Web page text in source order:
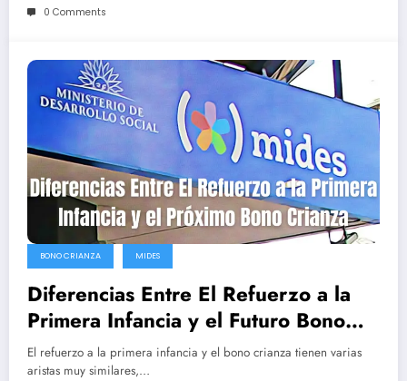
0 Comments
BONO CRIANZA MIDES
Diferencias Entre El Refuerzo a la
Primera Infancia y el Futuro Bono
Crianza
El refuerzo a la primera infancia y el bono crianza tienen varias
aristas muy similares,…